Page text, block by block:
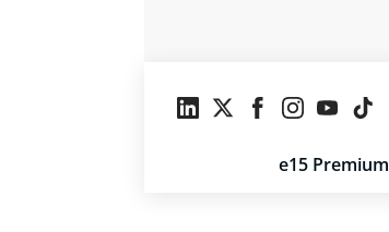
e15 Premium